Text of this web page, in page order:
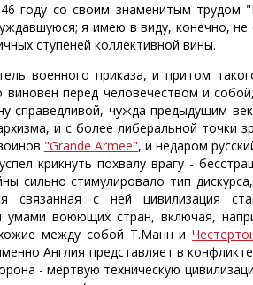
году со своим знаменитым трудом
я имею в виду, конечно,
ступеней коллективной вины.
военного приказа, и притом
перед человечеством и
справедливой, чужда предыдущим
и с более либеральной точки
"Grande Armee", и недаром
крикнуть похвалу врагу -
сильно стимулировало тип
с ней цивилизация
умами воюющих стран, включая,
между собой Т.Манн и
Англия представляет в
- мертвую техническую